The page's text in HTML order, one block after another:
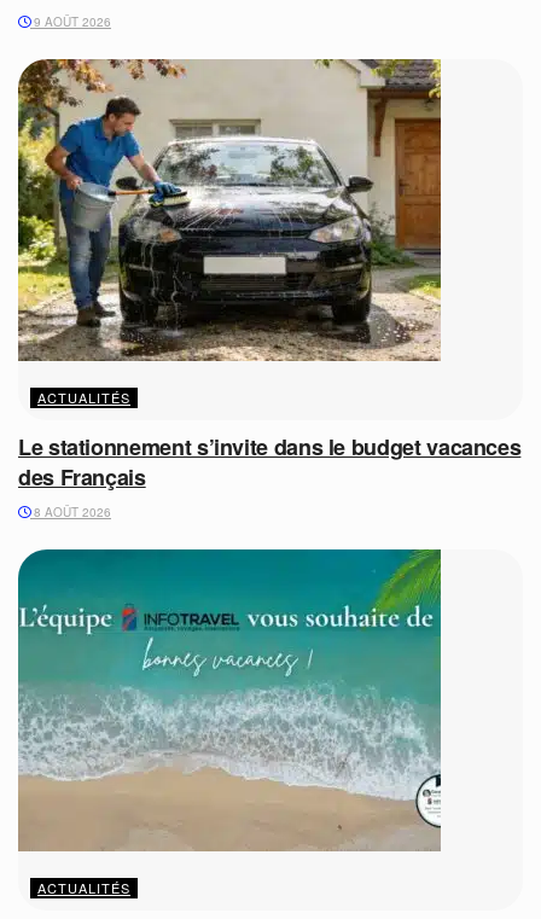
9 AOÛT 2026
ACTUALITÉS
Le stationnement s’invite dans le budget vacances
des Français
8 AOÛT 2026
ACTUALITÉS